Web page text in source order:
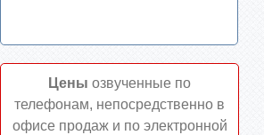
Цены озвученные по
телефонам, непосредственно в
офисе продаж и по электронной